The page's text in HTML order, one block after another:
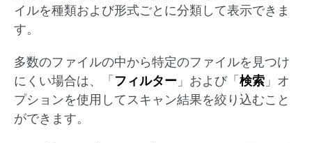
イルを種類および形式ごとに分類して表示できま
す。
多数のファイルの中から特定のファイルを見つけ
にくい場合は、「 フィルター 」および「 検索 」オ
プションを使用してスキャン結果を絞り込むこと
ができます。